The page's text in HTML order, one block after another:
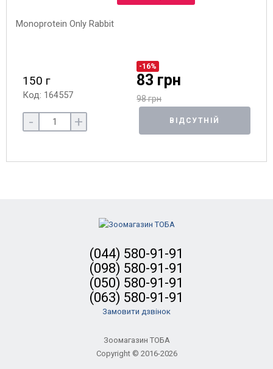
150 г
Код: 164557
-16%
83 грн
98 грн
- + ВІДСУТНІЙ
(044) 580-91-91
(098) 580-91-91
(050) 580-91-91
(063) 580-91-91
Замовити дзвінок
Зоомагазин ТОБА
Copyright © 2016-2026